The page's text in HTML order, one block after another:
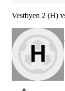
Vestbyen 2 (H)